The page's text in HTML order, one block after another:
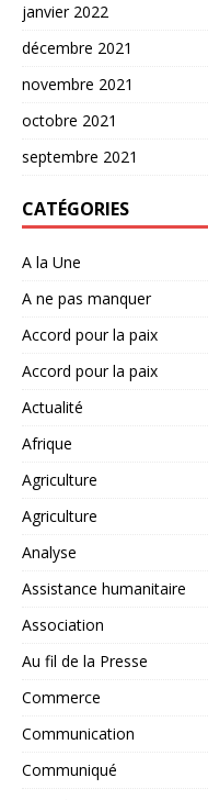
janvier 2022
décembre 2021
novembre 2021
octobre 2021
septembre 2021
CATÉGORIES
A la Une
A ne pas manquer
Accord pour la paix
Accord pour la paix
Actualité
Afrique
Agriculture
Agriculture
Analyse
Assistance humanitaire
Association
Au fil de la Presse
Commerce
Communication
Communiqué